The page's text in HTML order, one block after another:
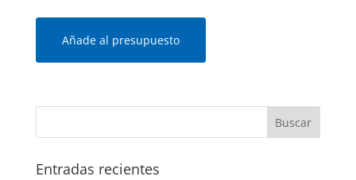
Añade al presupuesto
Entradas recientes